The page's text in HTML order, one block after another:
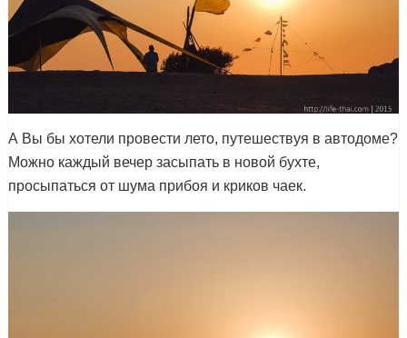
А Вы бы хотели провести лето, путешествуя в автодоме?
Можно каждый вечер засыпать в новой бухте,
просыпаться от шума прибоя и криков чаек.